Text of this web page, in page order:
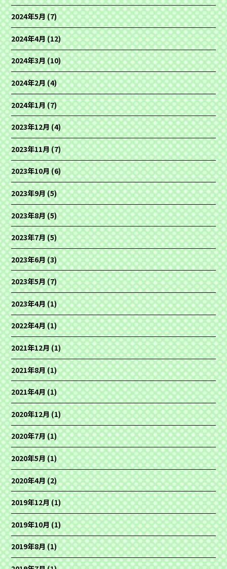
2024年5月(7)
2024年4月(12)
2024年3月(10)
2024年2月(4)
2024年1月(7)
2023年12月(4)
2023年11月(7)
2023年10月(6)
2023年9月(5)
2023年8月(5)
2023年7月(5)
2023年6月(3)
2023年5月(7)
2023年4月(1)
2022年4月(1)
2021年12月(1)
2021年8月(1)
2021年4月(1)
2020年12月(1)
2020年7月(1)
2020年5月(1)
2020年4月(2)
2019年12月(1)
2019年10月(1)
2019年8月(1)